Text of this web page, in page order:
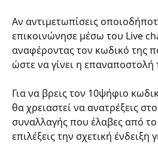
Αν αντιμετωπίσεις
επικοινώνησε μέσω του Live
αναφέροντας τον κωδικό της
ώστε να γίνει η επαναποστολή
Για να βρεις τον 10ψήφιο
θα χρειαστεί να ανατρέξεις
συναλλαγής που έλαβες από
επιλέξεις την σχετική ένδειξη